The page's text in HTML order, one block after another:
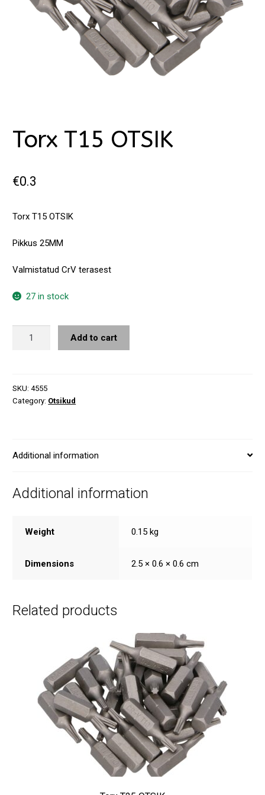
Torx T15 OTSIK
€0.3
Torx T15 OTSIK
Pikkus 25MM
Valmistatud CrV terasest
27 in stock
Add to cart
SKU:4555
Category: Otsikud
Additional information
Additional information
Weight 0.15 kg
Dimensions 2.5 × 0.6 × 0.6 cm
Related products